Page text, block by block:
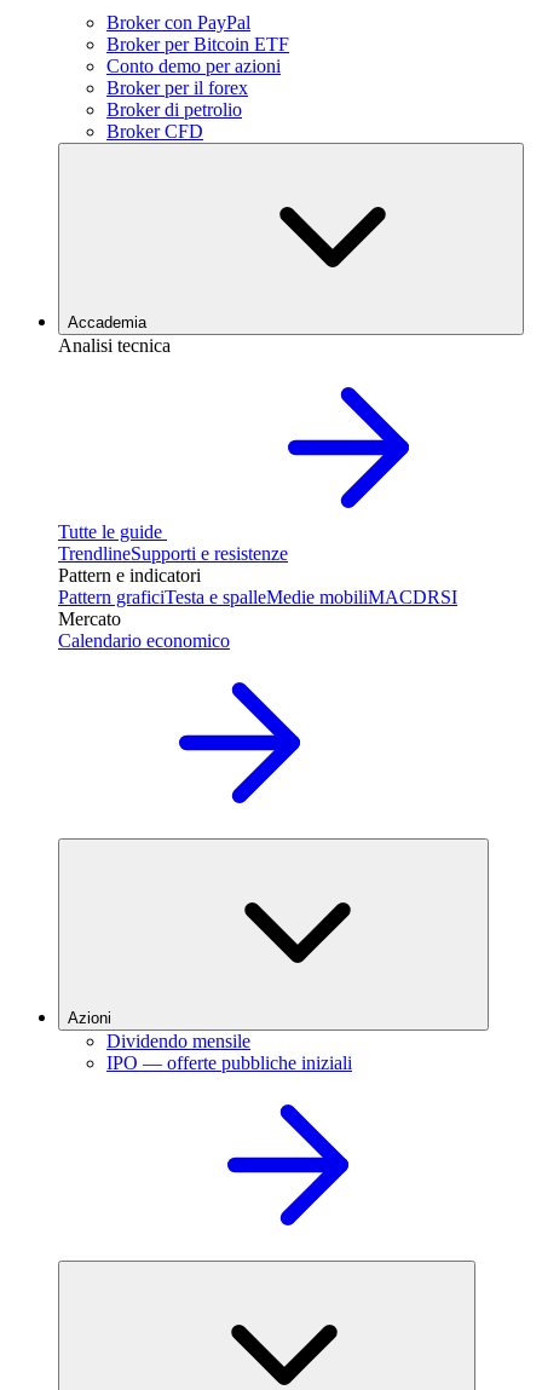
Broker con PayPal
Broker per Bitcoin ETF
Conto demo per azioni
Broker per il forex
Broker di petrolio
Broker CFD
Accademia
Analisi tecnica
Tutte le guide
TrendlineSupporti e resistenze
Pattern e indicatori
Pattern graficiTesta e spalleMedie mobiliMACDRSI
Mercato
Calendario economico
Azioni
Dividendo mensile
IPO — offerte pubbliche iniziali